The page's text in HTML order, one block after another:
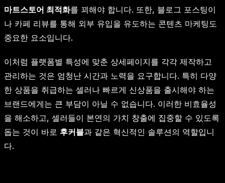
마트스토어 최적화를 꾀해야 합니다. 또한, 블로그 포스팅이
나 카페 리뷰를 통해 외부 유입을 유도하는 콘텐츠 마케팅도
중요한 요소입니다.
이처럼 플랫폼별 특성에 맞춘 상세페이지를 각각 제작하고
관리하는 것은 엄청난 시간과 노력을 요구합니다. 특히 다양
한 상품을 취급하는 셀러나 빠르게 신상품을 출시해야 하는
브랜드에게는 큰 부담이 아닐 수 없습니다. 이러한 비효율성
을 해소하고, 셀러들이 본연의 가치 창출에 집중할 수 있도록
돕는 것이 바로 후커블과 같은 혁신적인 솔루션의 역할입니
다.